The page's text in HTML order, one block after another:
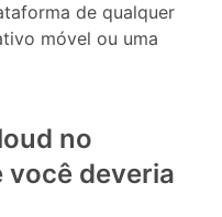
de qualquer
móvel ou uma
no
você deveria